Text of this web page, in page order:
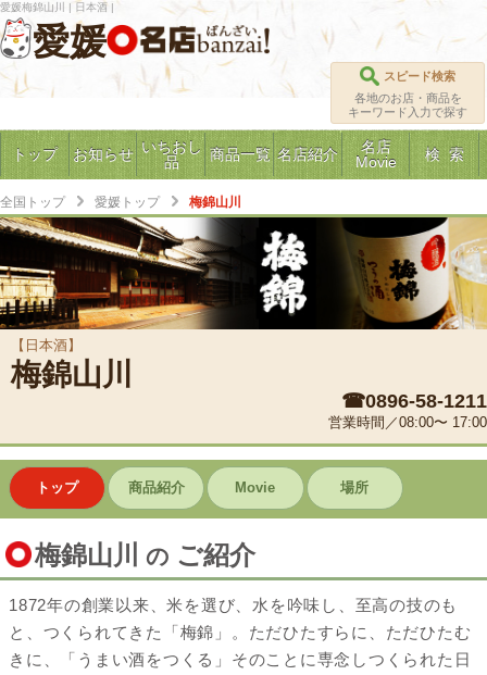
愛媛梅錦山川 | 日本酒 |
愛媛
スピード検索
各地のお店・商品を
キーワード入力で探す
トップ お知らせ いちおし
品
商品一覧 名店紹介
名店
Movie
検 索
全国トップ 愛媛トップ 梅錦山川
【日本酒】
梅錦山川
☎0896-58-1211
営業時間／08:00〜 17:00
トップ 商品紹介 Movie 場所
梅錦山川 の ご紹介
1872年の創業以来、米を選び、水を吟味し、至高の技のも
と、つくられてきた「梅錦」。ただひたすらに、ただひたむ
きに、「うまい酒をつくる」そのことに専念しつくられた日